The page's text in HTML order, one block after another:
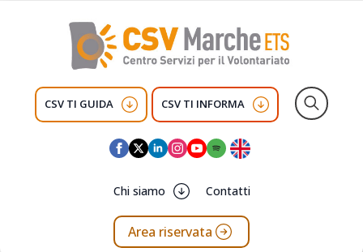
CSV TI GUIDA CSV TI INFORMA
Chi siamo Contatti
Area riservata